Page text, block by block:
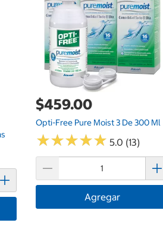
$459.00
Opti-Free Pure Moist 3 De 300 Ml
★★★★★
★★★★★ 5.0 (13)
Agregar